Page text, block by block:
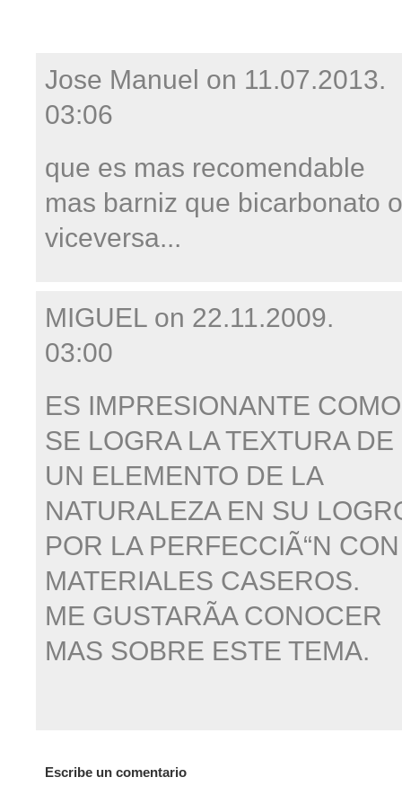
Jose Manuel on 11.07.2013.
03:06
que es mas recomendable
mas barniz que bicarbonato o
viceversa...
MIGUEL on 22.11.2009.
03:00
ES IMPRESIONANTE COMO
SE LOGRA LA TEXTURA DE
UN ELEMENTO DE LA
NATURALEZA EN SU
POR LA PERFECCIÃ“N CON
MATERIALES CASEROS.
ME GUSTARÃA CONOCER
MAS SOBRE ESTE TEMA.
Escribe un comentario